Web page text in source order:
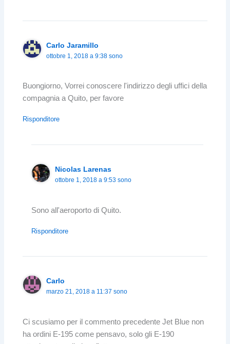
Carlo Jaramillo
ottobre 1, 2018 a 9:38 sono
Buongiorno, Vorrei conoscere l'indirizzo degli uffici della
compagnia a Quito, per favore
Risponditore
Nicolas Larenas
ottobre 1, 2018 a 9:53 sono
Sono all'aeroporto di Quito.
Risponditore
Carlo
marzo 21, 2018 a 11:37 sono
Ci scusiamo per il commento precedente Jet Blue non
ha ordini E-195 come pensavo, solo gli E-190